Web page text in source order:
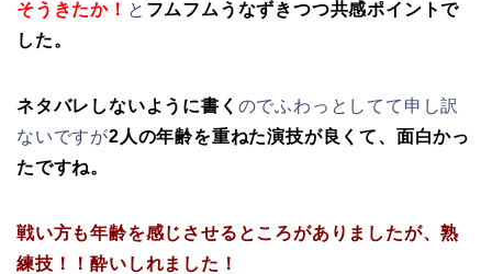
そうきたか！ と フムフムうなずきつつ共感ポイントで
した。
ネタバレしないように書く のでふわっとしてて申し訳
ないですが2人の年齢を重ねた演技が良くて、面白かっ
たですね。
戦い方も年齢を感じさせるところがありましたが、熟
練技！！酔いしれました！